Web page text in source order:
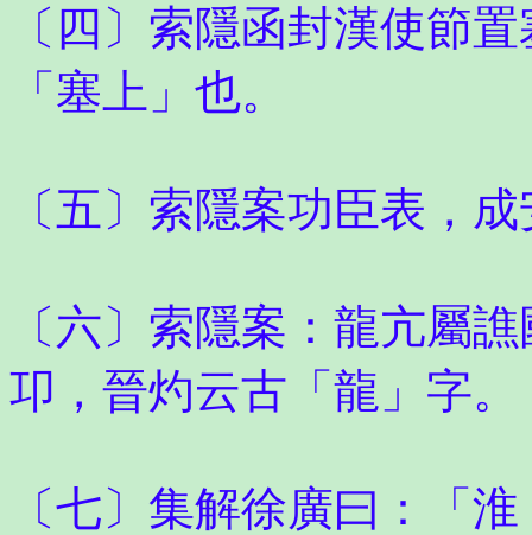
〔四〕索隱函封漢使節
「塞上」也。
〔五〕索隱案功臣表，
〔六〕索隱案：龍亢屬
卭，晉灼云古「龍」字。
〔七〕集解徐廣曰：「